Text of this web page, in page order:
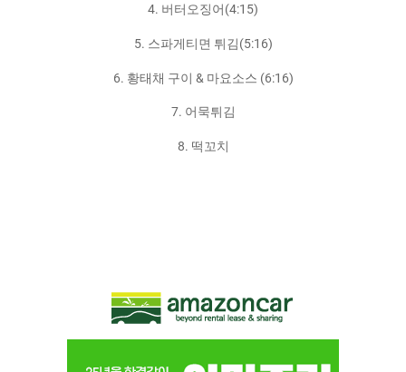
4. 버터오징어(4:15)
5. 스파게티면 튀김(5:16)
6. 황태채 구이 & 마요소스 (6:16)
7. 어묵튀김
8. 떡꼬치